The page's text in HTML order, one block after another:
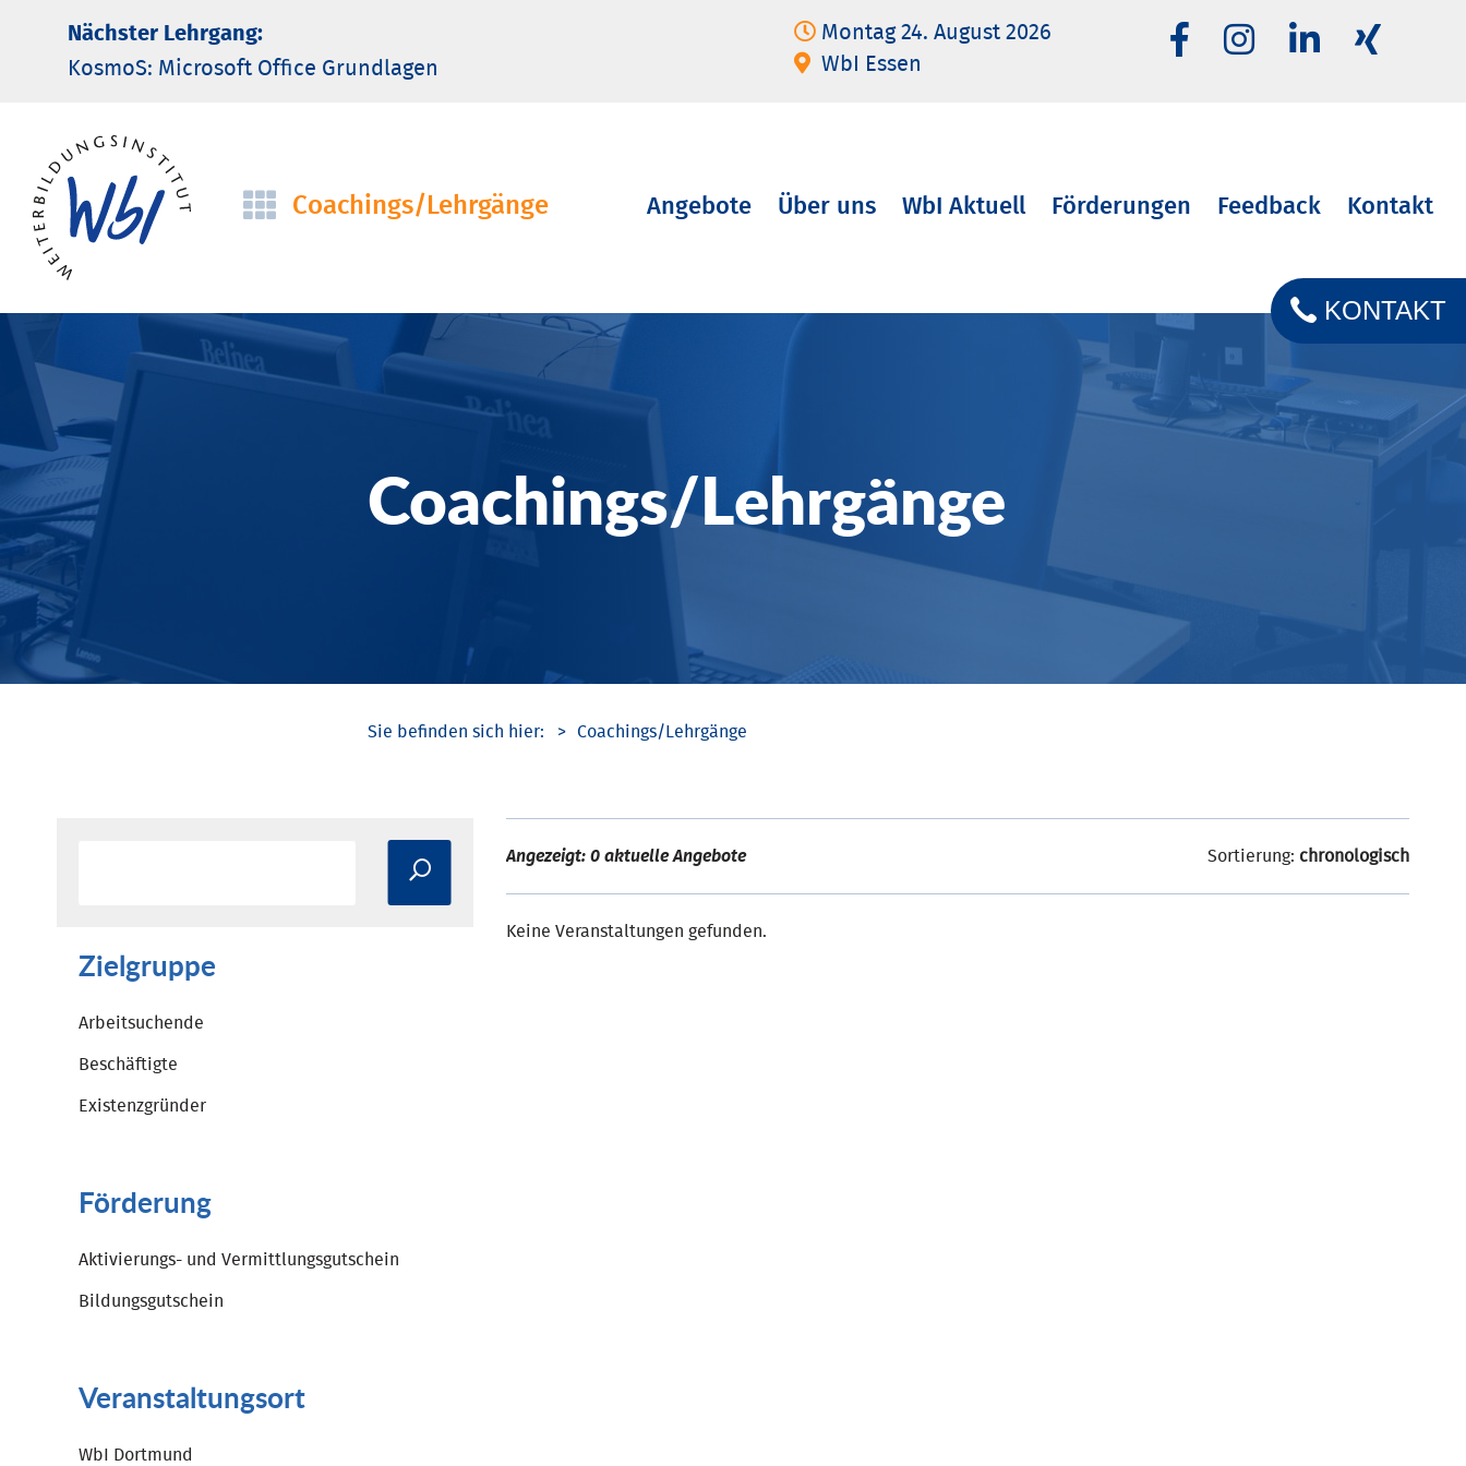
Nächster Lehrgang:
KosmoS: Microsoft Office Grund­lagen
Montag 24. August 2026
WbI Essen
Navigation
Coachings/­Lehrgänge
Navigation
Angebote Über uns WbI Aktuell Förderungen Feedback Kontakt
Coachings/­Lehrgänge
KONTAKT
Coachings/­Lehrgänge
Zielgruppe
Arbeitsuchende
Beschäftigte
Existenzgründer
Förderung
Aktivierungs- und Vermittlungsgutschein
Bildungsgutschein
Veranstaltungsort
WbI Dortmund
Angezeigt: 0 aktuelle Angebote Sortierung: chronologisch
Keine Veranstaltungen gefunden.